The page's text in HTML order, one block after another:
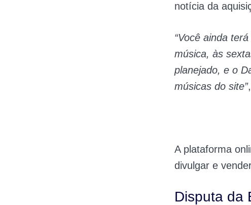
notícia da
“Você ainda
música, às
planejado, e o
músicas do site”
A plataforma
divulgar e
Disputa da